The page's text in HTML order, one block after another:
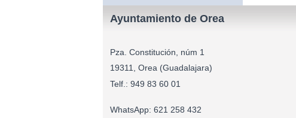
Ayuntamiento de Orea
Pza. Constitución, núm 1
19311, Orea (Guadalajara)
Telf.: 949 83 60
WhatsApp: 621 258 432